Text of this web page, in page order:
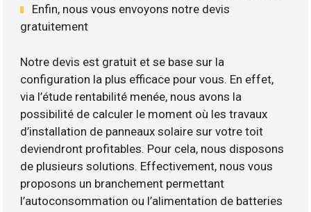
Enfin, nous vous envoyons notre devis
gratuitement
Notre devis est gratuit et se base sur la
configuration la plus efficace pour vous. En effet,
via l’étude rentabilité menée, nous avons la
possibilité de calculer le moment où les travaux
d’installation de panneaux solaire sur votre toit
deviendront profitables. Pour cela, nous disposons
de plusieurs solutions. Effectivement, nous vous
proposons un branchement permettant
l’autoconsommation ou l’alimentation de batteries